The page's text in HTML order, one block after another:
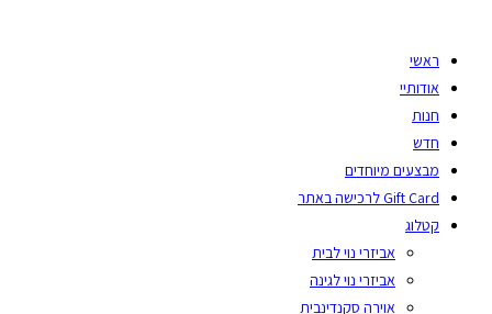
ראשי
אודותיי
חנות
חדש
מבצעים מיוחדים
Gift Card לרכישה באתר
קטלוג
אביזרי נוי לבית
אביזרי נוי לגינה
אוירה סקנדינבית